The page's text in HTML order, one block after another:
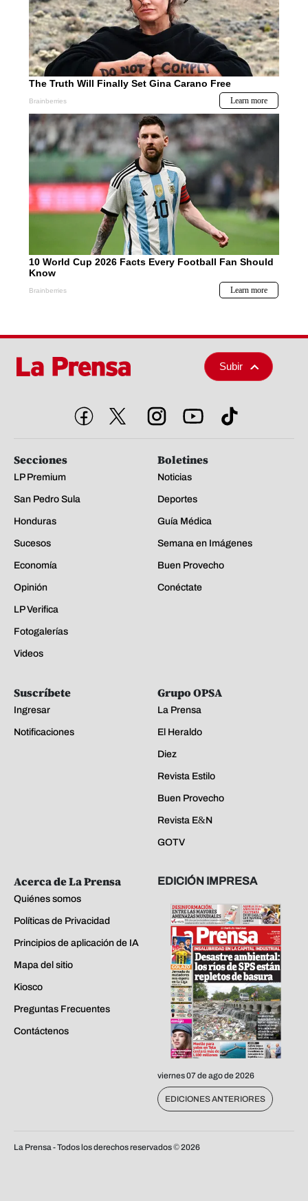
Subir
Secciones
LP Premium
San Pedro Sula
Honduras
Sucesos
Economía
Opinión
LP Verifica
Fotogalerías
Videos
Boletines
Noticias
Deportes
Guía Médica
Semana en Imágenes
Buen Provecho
Conéctate
Suscríbete
Ingresar
Notificaciones
Grupo OPSA
La Prensa
El Heraldo
Diez
Revista Estilo
Buen Provecho
Revista E&N
GOTV
Acerca de La Prensa
Quiénes somos
Políticas de Privacidad
Principios de aplicación de IA
Mapa del sitio
Kiosco
Preguntas Frecuentes
Contáctenos
EDICIÓN IMPRESA
viernes 07 de ago de 2026
EDICIONES ANTERIORES
La Prensa - Todos los derechos reservados ©2026